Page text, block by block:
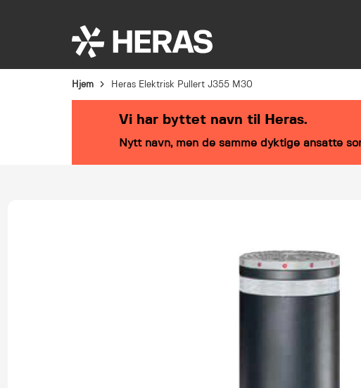
Bransjeløsninger Produkter
Hjem Heras Elektrisk Pullert J355 M30
Vi har byttet navn til Heras.
Nytt navn, men de samme dyktige ansatte